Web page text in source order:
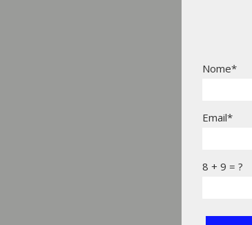
Nome*
Email*
8 + 9 = ?